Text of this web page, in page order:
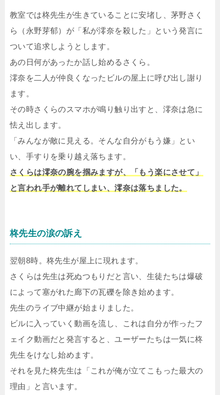
教室では柊先生が生きていることに安堵し、茅野さく
ら（永野芽郁）が「私が澪奈を殺した」という発言に
ついて追求しようとします。
あの日何があったか話し始めるさくら。
澪奈を二人が仲良くなったビルの屋上に呼び出し謝り
ます。
その時さくらのスマホが鳴り触り出すと、澪奈は急に
怯え出します。
「みんなが敵に見える。そんな自分がもう嫌」とい
い、手すりを乗り越え落ちます。
さくらは澪奈の腕を掴みますが、「もう楽にさせて」
と言われ手が離れてしまい、澪奈は落ちました。
柊先生の涙の訴え
翌朝8時。柊先生が屋上に現れます。
さくらは先生は死ぬつもりだと言い、生徒たちは爆破
によって塞がれた廊下の瓦礫を除き始めます。
先生のライブ中継が始まりました。
ビルに入っていく動画を流し、これは自分が作ったフ
ェイク動画だと発言すると、ユーザーたちは一気に柊
先生をけなし始めます。
それを見た柊先生は「これが俺が立てこもった最大の
理由」と言います。